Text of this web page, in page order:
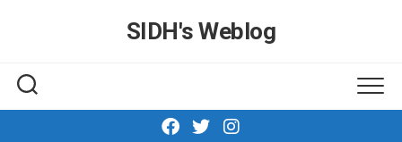
SIDH′s Weblog